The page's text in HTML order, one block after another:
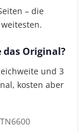
– die
Original?
und 3
kosten aber